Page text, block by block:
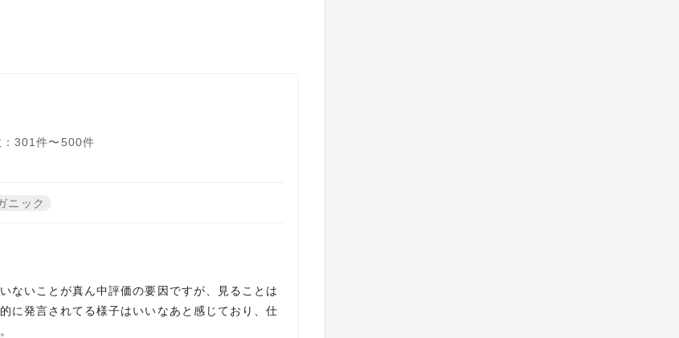
：301件〜500件
ニック
ないことが真ん中評価の要因ですが、見ることは
に発言されてる様子はいいなあと感じており、仕